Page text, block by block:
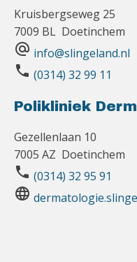
Kruisbergseweg 25
7009 BL Doetinchem
alternate_email info@slingeland.nl
phone (0314) 32 99 11
Polikliniek
Gezellenlaan 10
7005 AZ Doetinchem
phone (0314) 32 95 91
language